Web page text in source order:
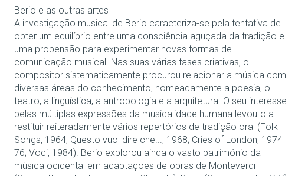
Berio e as outras artes
A investigação musical de Berio caracteriza-se pela tentativa de
obter um equilíbrio entre uma consciência aguçada da tradição e
uma propensão para experimentar novas formas de
comunicação musical. Nas suas várias fases criativas, o
compositor sistematicamente procurou relacionar a música com
diversas áreas do conhecimento, nomeadamente a poesia, o
teatro, a linguística, a antropologia e a arquitetura. O seu interesse
pelas múltiplas expressões da musicalidade humana levou-o a
restituir reiteradamente vários repertórios de tradição oral (Folk
Songs, 1964; Questo vuol dire che..., 1968; Cries of London, 1974-
76; Voci, 1984). Berio explorou ainda o vasto património da
música ocidental em adaptações de obras de Monteverdi